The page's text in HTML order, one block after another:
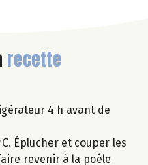
recette
4 h avant de
Éplucher et couper les
revenir à la poêle